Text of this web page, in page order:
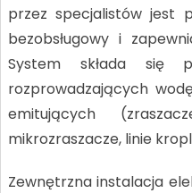
przez specjalistów jest
bezobsługowy i
System składa się
rozprowadzających
emitujących
mikrozraszacze, linie
Zewnętrzna instalacja